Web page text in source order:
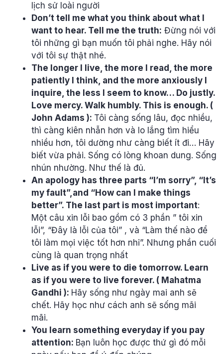
lịch sử loài người
Don’t tell me what you think about what I
want to hear. Tell me the truth: Đừng nói với
tôi những gì bạn muốn tôi phải nghe. Hãy nói
với tôi sự thật nhé.
The longer I live, the more I read, the more
patiently I think, and the more anxiously I
inquire, the less I seem to know… Do justly.
Love mercy. Walk humbly. This is enough. (
John Adams ): Tôi càng sống lâu, đọc nhiều,
thì càng kiên nhẫn hơn và lo lắng tìm hiểu
nhiều hơn, tôi dường như càng biết ít đi… Hãy
biết vừa phải. Sống có lòng khoan dung. Sống
nhún nhường. Như thế là đủ.
An apology has three parts “I’m sorry”, “It’s
my fault”,and “How can I make things
better”. The last part is most important:
Một câu xin lỗi bao gồm có 3 phần ” tôi xin
lỗi”, “Đây là lỗi của tôi” , và “Làm thế nào để
tôi làm mọi việc tốt hơn nhỉ”. Nhưng phần cuối
cùng là quan trọng nhất
Live as if you were to die tomorrow. Learn
as if you were to live forever. ( Mahatma
Gandhi ): Hãy sống như ngày mai anh sẽ
chết. Hãy học như cách anh sẽ sống mãi
mãi.
You learn something everyday if you pay
attention: Bạn luôn học được thứ gì đó mỗi